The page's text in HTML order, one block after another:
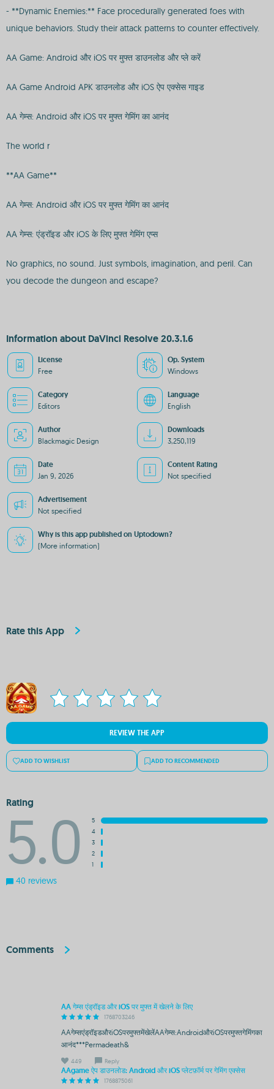
- **Dynamic Enemies:** Face procedurally generated foes with
unique behaviors. Study their attack patterns to counter effectively.
AA Game: Android और iOS पर मुफ्त डाउनलोड और प्ले करें
AA Game Android APK डाउनलोड और iOS ऐप एक्सेस गाइड
AA गेम्स: Android और iOS पर मुफ्त गेमिंग का आनंद
The world r
**AA Game**
AA गेम्स: Android और iOS पर मुफ्त गेमिंग का आनंद
AA गेम्स: एंड्रॉइड और iOS के लिए मुफ्त गेमिंग एप्स
No graphics, no sound. Just symbols, imagination, and peril. Can
you decode the dungeon and escape?
Information about DaVinci Resolve 20.3.1.6
License
Free
Op. System
Windows
Category
Editors
Language
English
Author
Blackmagic Design
Downloads
3,250,119
Date
Jan 9, 2026
Content Rating
Not specified
Advertisement
Not specified
Why is this app published on Uptodown?
(More information)
Rate this App
REVIEW THE APP
ADD TO WISHLIST ADD TO RECOMMENDED
Rating
5.0
5
4
3
2
1
40 reviews
Comments
AA गेम्स एंड्रॉइड और iOS पर मुफ्त में खेलने के लिए
1768703246
AAगेम्सएंड्रॉइडऔरiOSपरमुफ्तमेंखेलेंAAगेम्स:AndroidऔरiOSपरमुफ्तगेमिंगका
आनंद***Permadeath&
449 Reply
AAgame ऐप डाउनलोड: Android और iOS प्लेटफ़ॉर्म पर गेमिंग एक्सेस
1768875061